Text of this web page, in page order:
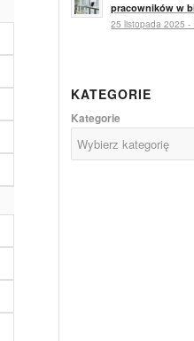
pracowników w
25 listopada 2025 -
KATEGORIE
Kategorie